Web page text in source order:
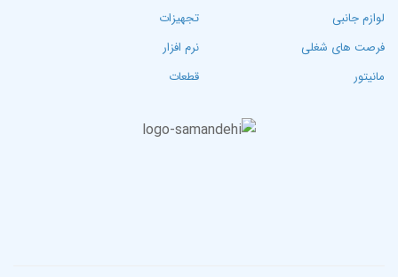
لوازم جانبی
تجهیزات
فرصت های شغلی
نرم افزار
مانیتور
قطعات